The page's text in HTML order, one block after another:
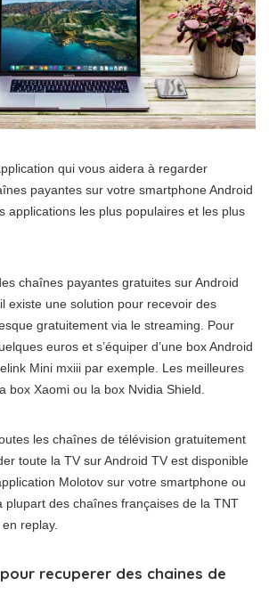
qui vous aidera à regarder
payantes sur votre smartphone Android
applications les plus populaires et les plus
chaînes payantes gratuites sur Android
existe une solution pour recevoir des
gratuitement via le streaming. Pour
euros et s’équiper d’une box Android
Mini mxiii par exemple. Les meilleures
box Xaomi ou la box Nvidia Shield.
les chaînes de télévision gratuitement
toute la TV sur Android TV est disponible
Molotov sur votre smartphone ou
plupart des chaînes françaises de la TNT
replay.
recuperer des chaines de